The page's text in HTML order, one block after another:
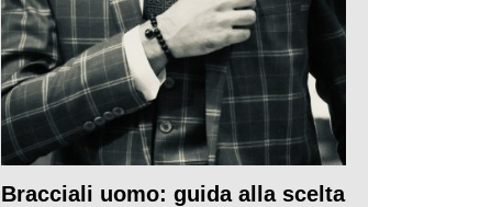
Bracciali uomo: guida alla scelta